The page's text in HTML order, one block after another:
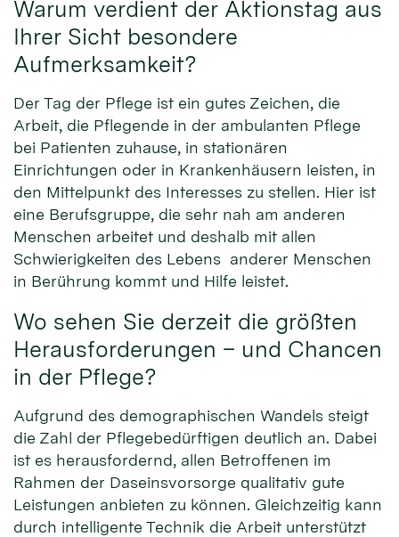
Warum verdient der Aktionstag aus
Ihrer Sicht besondere
Aufmerksamkeit?
Der Tag der Pflege ist ein gutes Zeichen, die
Arbeit, die Pflegende in der ambulanten Pflege
bei Patienten zuhause, in stationären
Einrichtungen oder in Krankenhäusern leisten, in
den Mittelpunkt des Interesses zu stellen. Hier ist
eine Berufsgruppe, die sehr nah am anderen
Menschen arbeitet und deshalb mit allen
Schwierigkeiten des Lebens anderer Menschen
in Berührung kommt und Hilfe leistet.
Wo sehen Sie derzeit die größten
Herausforderungen – und Chancen
in der Pflege?
Aufgrund des demographischen Wandels steigt
die Zahl der Pflegebedürftigen deutlich an. Dabei
ist es herausfordernd, allen Betroffenen im
Rahmen der Daseinsvorsorge qualitativ gute
Leistungen anbieten zu können. Gleichzeitig kann
durch intelligente Technik die Arbeit unterstützt